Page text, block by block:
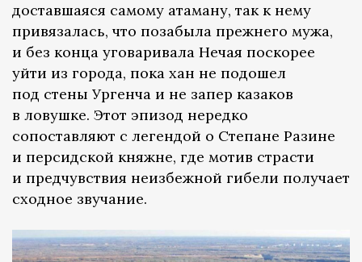
доставшаяся самому атаману, так к нему
привязалась, что позабыла прежнего мужа,
и без конца уговаривала Нечая поскорее
уйти из города, пока хан не подошел
под стены Ургенча и не запер казаков
в ловушке. Этот эпизод нередко
сопоставляют с легендой о Степане Разине
и персидской княжне, где мотив страсти
и предчувствия неизбежной гибели получает
сходное звучание.